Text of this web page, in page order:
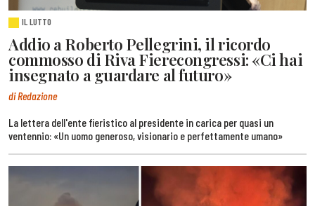
IL LUTTO
Addio a Roberto Pellegrini, il ricordo
commosso di Riva Fierecongressi: «Ci hai
insegnato a guardare al futuro»
di Redazione
La lettera dell'ente fieristico al presidente in carica per quasi un
ventennio: «Un uomo generoso, visionario e perfettamente umano»